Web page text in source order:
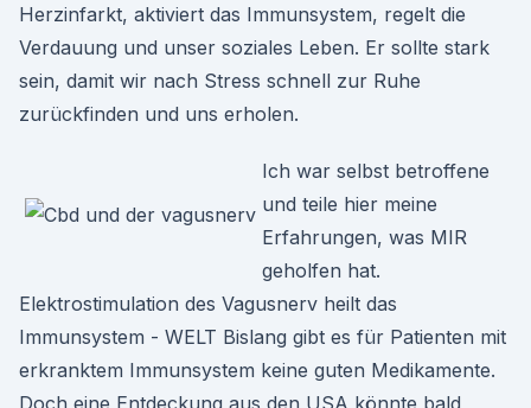
Herzinfarkt, aktiviert das Immunsystem, regelt die
Verdauung und unser soziales Leben. Er sollte stark
sein, damit wir nach Stress schnell zur Ruhe
zurückfinden und uns erholen.
Ich war selbst betroffene
und teile hier meine
Erfahrungen, was MIR
geholfen hat.
Elektrostimulation des Vagusnerv heilt das
Immunsystem - WELT Bislang gibt es für Patienten mit
erkranktem Immunsystem keine guten Medikamente.
Doch eine Entdeckung aus den USA könnte bald